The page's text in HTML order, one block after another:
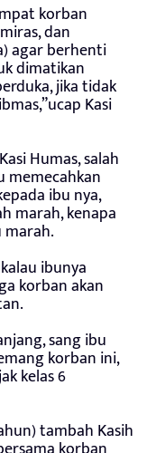
korban
dan
agar berhenti
dimatikan
jika tidak
Kasi
Humas, salah
memecahkan
ibu nya,
marah, kenapa
marah.
ibunya
korban akan
sang ibu
korban ini,
kelas 6
tambah Kasih